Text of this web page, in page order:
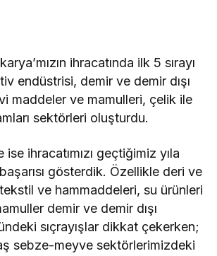
ihracatında ilk 5 sırayı
endüstrisi, demir ve demir dışı
maddeler ve mamulleri, çelik ile
sektörleri oluşturdu.
ihracatımızı geçtiğimiz yıla
gösterdik. Özellikle deri ve
ve hammaddeleri, su ürünleri
demir ve demir dışı
sıçrayışlar dikkat çekerken;
sebze-meyve sektörlerimizdeki